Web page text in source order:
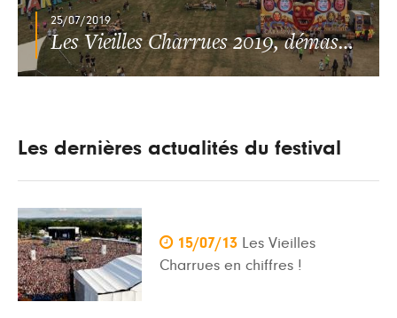
25/07/2019
Les Vieilles Charrues 2019, démasquées
Les dernières actualités du festival
 15/07/13 Les Vieilles
Charrues en chiffres !